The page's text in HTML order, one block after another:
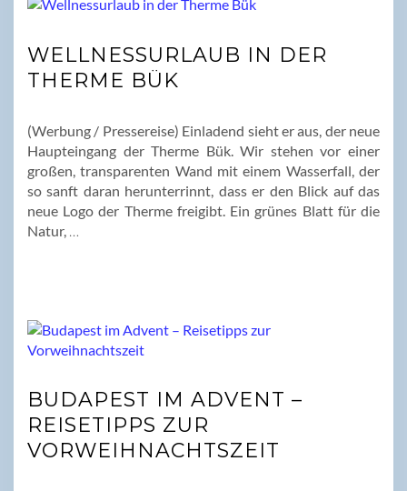
WELLNESSURLAUB IN DER
THERME BÜK
(Werbung / Pressereise) Einladend sieht er aus, der neue
Haupteingang der Therme Bük. Wir stehen vor einer
großen, transparenten Wand mit einem Wasserfall, der
so sanft daran herunterrinnt, dass er den Blick auf das
neue Logo der Therme freigibt. Ein grünes Blatt für die
Natur,
BUDAPEST IM ADVENT –
REISETIPPS ZUR
VORWEIHNACHTSZEIT